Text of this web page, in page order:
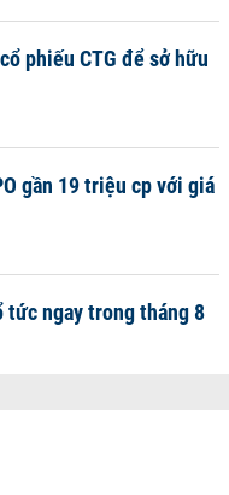
phiếu CTG để sở hữu
gần 19 triệu cp với giá
tức ngay trong tháng 8